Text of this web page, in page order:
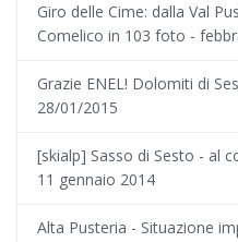
Giro delle Cime: dalla Val
Comelico in 103 foto -
Grazie ENEL! Dolomiti di
28/01/2015
[skialp] Sasso di Sesto - al
11 gennaio 2014
Alta Pusteria - Situazione